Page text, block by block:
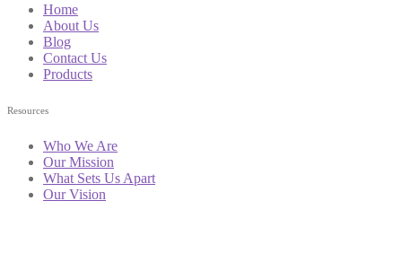
Home
About Us
Blog
Contact Us
Products
Resources
Who We Are
Our Mission
What Sets Us Apart
Our Vision